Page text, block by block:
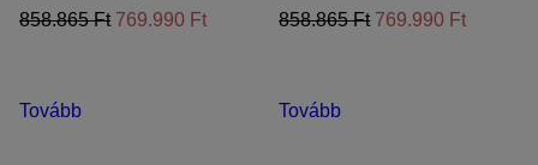
858.865 Ft 769.990 Ft
Tovább
858.865 Ft 769.990 Ft
Tovább